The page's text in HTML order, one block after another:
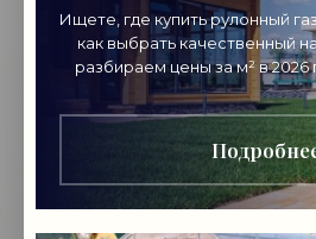
Ищете, где купить рулонный
как выбрать качественный
разбираем цены за м² в 2026
почему стоит